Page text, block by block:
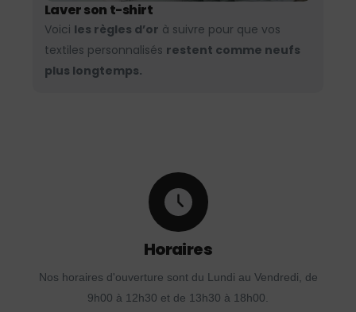
Laver son t-shirt
Voici les règles d’or à suivre pour que vos
textiles personnalisés restent comme neufs
plus longtemps.
Horaires
Nos horaires d'ouverture sont du Lundi au Vendredi, de
9h00 à 12h30 et de 13h30 à 18h00.